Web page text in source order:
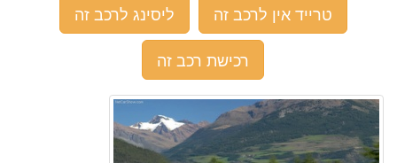
טרייד אין לרכב זה
ליסינג לרכב זה
רכישת רכב זה